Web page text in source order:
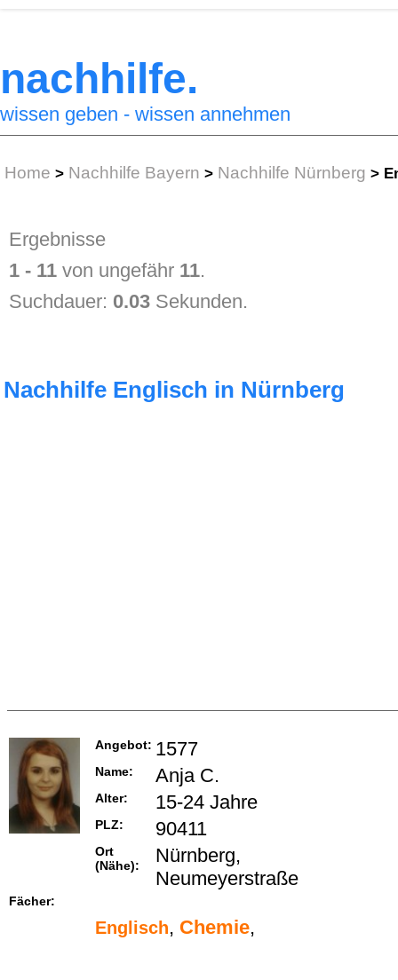
nachhilfe.
wissen geben - wissen annehmen
Home > Nachhilfe Bayern > Nachhilfe Nürnberg >
Ergebnisse
1 - 11 von ungefähr 11.
Suchdauer: 0.03 Sekunden.
Nachhilfe Englisch in Nürnberg
Angebot: 1577
Name: Anja C.
Alter: 15-24 Jahre
PLZ: 90411
Ort
(Nähe):
Nürnberg,
Neumeyerstraße
Fächer:
Englisch, Chemie,